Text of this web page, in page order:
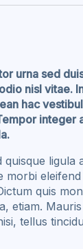
urna sed
nisl vitae.
hac
integer
ligula
morbi
quis
etiam.
tellus
6